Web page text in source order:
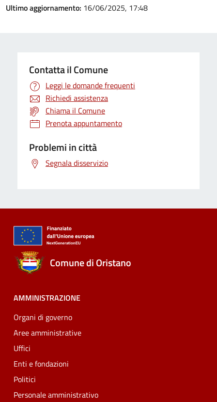
Ultimo aggiornamento: 16/06/2025, 17:48
Contatta il Comune
Leggi le domande frequenti
Richiedi assistenza
Chiama il Comune
Prenota appuntamento
Problemi in città
Segnala disservizio
Comune di Oristano
AMMINISTRAZIONE
Organi di governo
Aree amministrative
Uffici
Enti e fondazioni
Politici
Personale amministrativo